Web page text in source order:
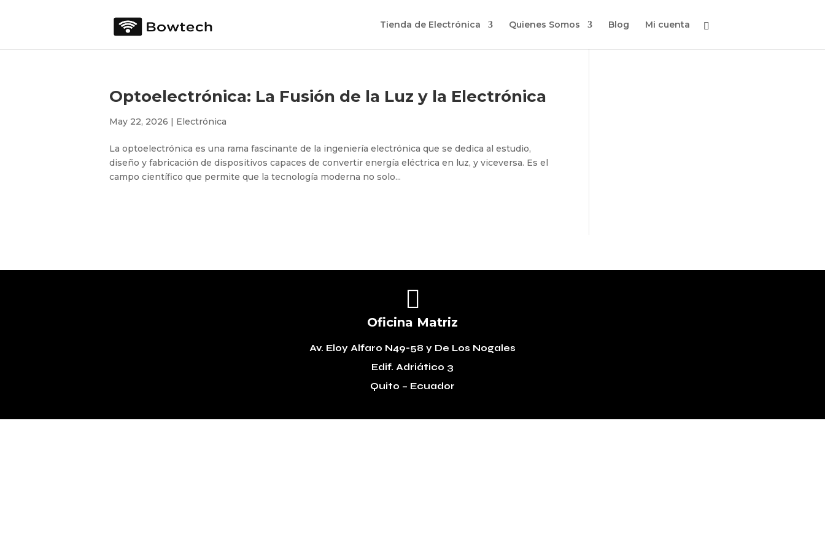
Tienda de Electrónica Quienes Somos Blog Mi cuenta
Optoelectrónica: La Fusión de la Luz y la Electrónica
May 22, 2026 | Electrónica
La optoelectrónica es una rama fascinante de la ingeniería electrónica que se dedica al estudio,
diseño y fabricación de dispositivos capaces de convertir energía eléctrica en luz, y viceversa. Es el
campo científico que permite que la tecnología moderna no solo...

Oficina Matriz
Av. Eloy Alfaro N49-58 y De Los Nogales
Edif. Adriático 3
Quito – Ecuador